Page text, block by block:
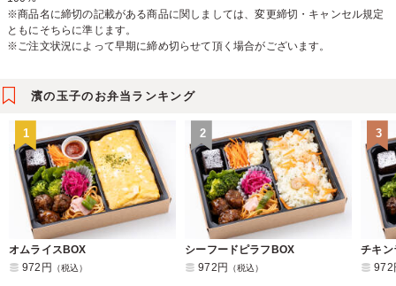
※商品名に締切の記載がある商品に関しましては、変更締切・キャンセル規定
ともにそちらに準じます。
※ご注文状況によって早期に締め切らせて頂く場合がございます。
濱の玉子のお弁当ランキング
1
オムライスBOX
972円
（税込）
2
シーフードピラフBOX
972円
（税込）
3
チキン
972